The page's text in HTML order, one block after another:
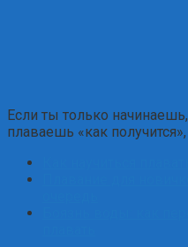
Если ты только
плаваешь «как